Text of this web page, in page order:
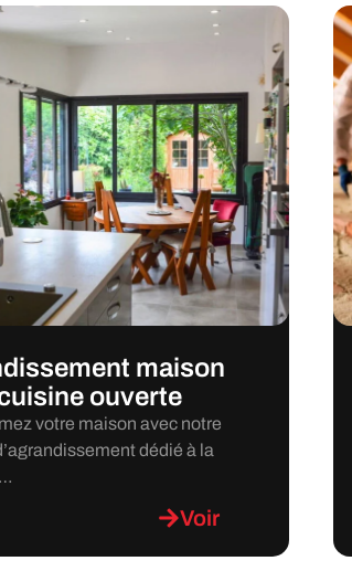
maison
ouverte
votre maison avec notre
dédié à la
Voir